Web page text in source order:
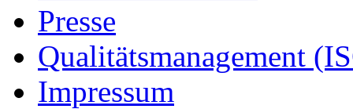
Presse
Qualitätsmanagement
Impressum